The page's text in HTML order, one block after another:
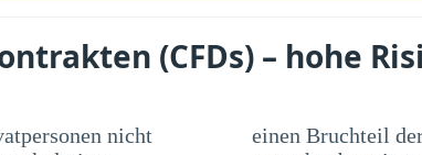
(CFDs) – hohe
nicht
Position beträgt. Dadurch